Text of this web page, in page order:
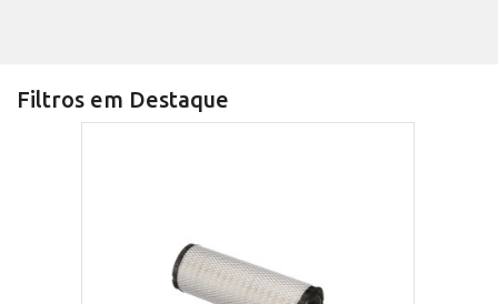
Filtros em Destaque